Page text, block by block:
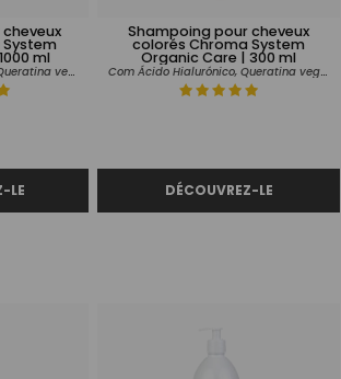
ml
Com Ácido Hialurónico, Queratina vegetal e Vitamina C.
Shampoing pour cheveux
colorés Chroma System
Organic Care | 300 ml
Com Ácido Hialurónico, Queratina vegetal e Vitamina C.